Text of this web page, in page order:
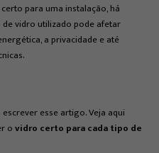
para uma instalação, há
de vidro utilizado pode afetar
a privacidade e até
esse artigo. Veja aqui
ovidro certo para cada tipo de